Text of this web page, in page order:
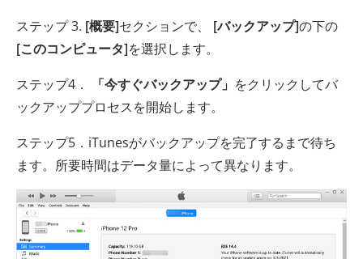
ステップ 3. [概要]セクションで、 [バックアップ]の下の
[このコンピュータ]を選択します。
ステップ4．
「今すぐバックアップ」 をクリックしてバ
ックアッププロセスを開始します。
ステップ5．iTunesがバックアップを完了するまで待ち
ます。所要時間はデータ量によって異なります。